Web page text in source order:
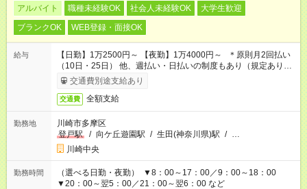
アルバイト 職種未経験OK 社会人未経験OK
大学生歓迎
ブランクOK
WEB登録・面接OK
給与
【日勤】1万2500円～ 【夜勤】1万4000円～ ＊原則月2回払い
（10日・25日） 他、週払い・日払いの制度もあり（規定あり）
＃日収1万円以上
交通費別途支給あり
交通費 全額支給
勤務地
川崎市多摩区
登戸駅
/ 向ケ丘遊園駅 / 生田(神奈川県)駅 / …
川崎中央
勤務時間
（選べる日勤・夜勤） ▼8：00～17：00／9：00～18：00
▼20：00～翌5：00／21：00～翌6：00 など